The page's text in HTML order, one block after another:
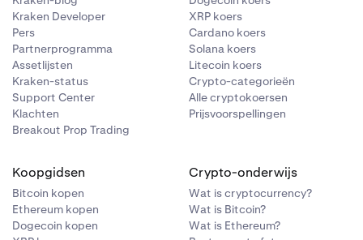
kunt deze
we
aan
-lening af,
over de
je
te scrollen
Kraken Developer
Pers
Partnerprogramma
Assetlijsten
Kraken-status
Support Center
Klachten
Breakout Prop Trading
XRP koers
Cardano koers
Solana koers
Litecoin koers
Crypto-categorieën
Alle cryptokoersen
Prijsvoorspellingen
Koopgidsen
Bitcoin kopen
Ethereum kopen
Dogecoin kopen
Crypto-onderwijs
Wat is cryptocurrency?
Wat is Bitcoin?
Wat is Ethereum?